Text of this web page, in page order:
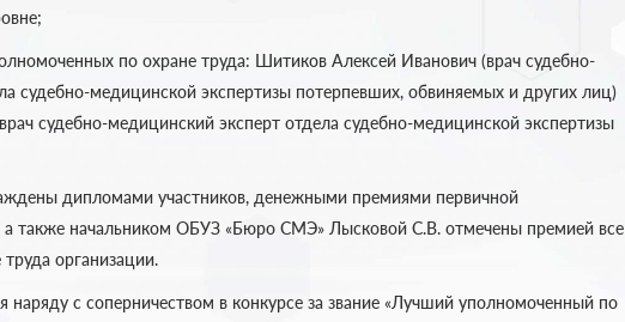
по охране труда: Шитиков Алексей Иванович (врач судебно-
судебно-медицинской экспертизы потерпевших, обвиняемых и других лиц)
судебно-медицинский эксперт отдела судебно-медицинской экспертизы
дипломами участников, денежными премиями первичной
а также начальником ОБУЗ «Бюро СМЭ» Лысковой С.В. отмечены премией все
организации.
с соперничеством в конкурсе за звание «Лучший уполномоченный по